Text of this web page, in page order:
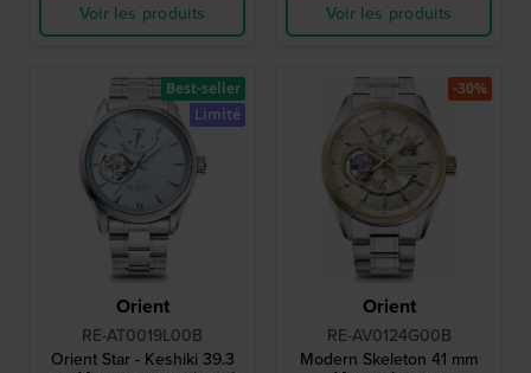
Voir les produits
Voir les produits
Orient
RE-AT0019L00B
Orient Star - Keshiki 39.3
Best-seller
Limité
Orient
RE-AV0124G00B
Modern Skeleton 41 mm
-30%